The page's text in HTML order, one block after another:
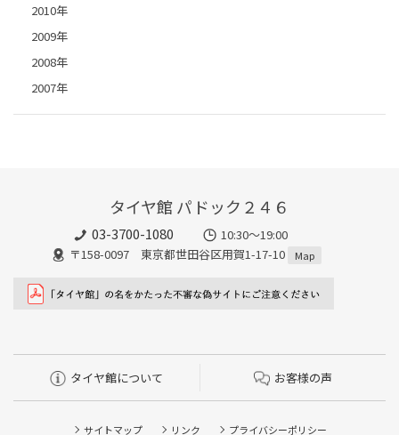
2010年
2009年
2008年
2007年
タイヤ館 パドック２４６
03-3700-1080
10:30～19:00
〒158-0097 東京都世田谷区用賀1-17-10
Map
タイヤ館について お客様の声
サイトマップ リンク プライバシーポリシー